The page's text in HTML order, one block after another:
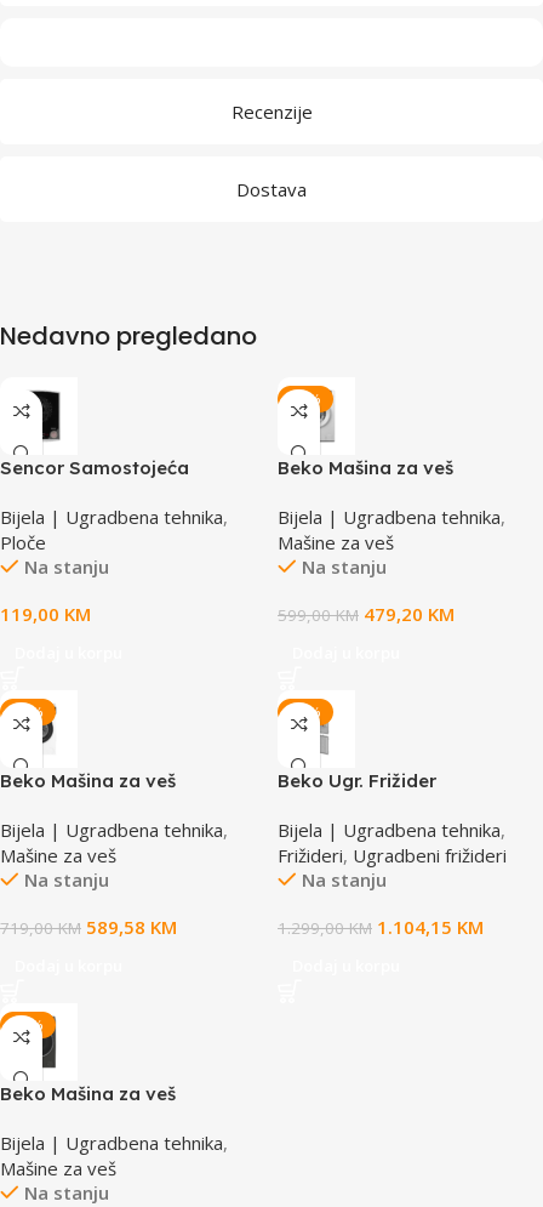
Recenzije
Dostava
Nedavno pregledano
Sencor Samostojeća
3414GY
Bijela | Ugradbena tehnika,
Ploče
Na stanju
119,00 KM
-20%
Beko Mašina za veš
Bijela | Ugradbena tehnika,
Mašine za veš
Na stanju
599,00KM 479,20 KM
-18%
Beko Mašina za veš
Bijela | Ugradbena tehnika,
Mašine za veš
Na stanju
719,00KM 589,58 KM
-15%
Beko Ugr. Frižider
Bijela | Ugradbena tehnika,
Frižideri, Ugradbeni frižideri
Na stanju
1.299,00KM 1.104,15 KM
-10%
Beko Mašina za veš
Bijela | Ugradbena tehnika,
Mašine za veš
Na stanju